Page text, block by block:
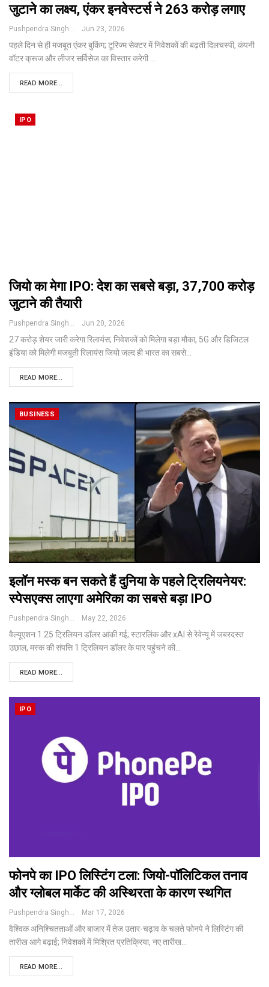
जुटाने का लक्ष्य, एंकर इनवेस्टर्स ने ₹263 करोड़ लगाए
Pushpendra Singh Jun 23, 2026
पहले दिन से ही मजबूत एंकर बुकिंग; टूरिज्म सेक्टर में निवेशकों की बढ़ती दिलचस्पी, कंपनी
वॉटर क्रूज और लीजर सर्विसेज का विस्तार करेगी
READ MORE...
IPO
जियो का मेगा IPO: देश का सबसे बड़ा, ₹37,700 करोड़
जुटाने की तैयारी
Pushpendra Singh Jun 20, 2026
27 करोड़ शेयर जारी करेगा रिलायंस; निवेशकों को मिलेगा बड़ा मौका, 5G और डिजिटल
इंडिया को मिलेगी मजबूतीरिलायंस जियो जल्द ही भारत का सबसे…
READ MORE...
BUSINESS
इलॉन मस्क बन सकते हैं दुनिया के पहले ट्रिलियनेयर:
स्पेसएक्स लाएगा अमेरिका का सबसे बड़ा IPO
Pushpendra Singh May 22, 2026
वैल्यूएशन 1.25 ट्रिलियन डॉलर आंकी गई; स्टारलिंक और xAI से रेवेन्यू में जबरदस्त
उछाल, मस्क की संपत्ति 1 ट्रिलियन डॉलर के पार पहुंचने की
READ MORE...
IPO
फोनपे का IPO लिस्टिंग टला: जियो-पॉलिटिकल तनाव
और ग्लोबल मार्केट की अस्थिरता के कारण स्थगित
Pushpendra Singh Mar 17, 2026
वैश्विक अनिश्चितताओं और बाजार में तेज उतार-चढ़ाव के चलते फोनपे ने लिस्टिंग की
तारीख आगे बढ़ाई; निवेशकों में मिश्रित प्रतिक्रिया, नए तारीख…
READ MORE...